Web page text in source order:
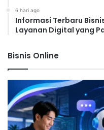
6 hari ago
Informasi Terbaru
Layanan Digital yang
Bisnis Online